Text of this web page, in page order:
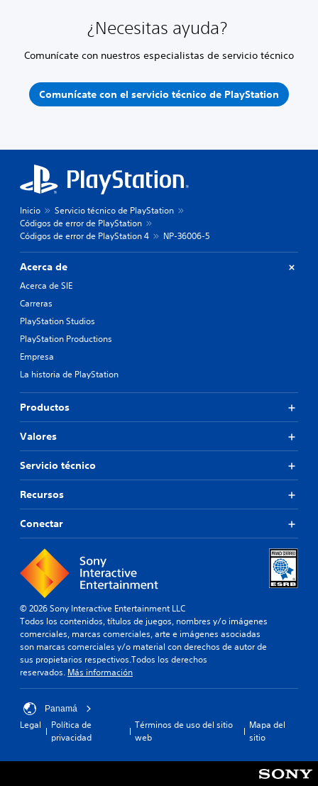
¿Necesitas ayuda?
Comunícate con nuestros especialistas de servicio técnico
Comunícate con el servicio técnico de PlayStation
Inicio
Servicio técnico de PlayStation
Códigos de error de PlayStation
Códigos de error de PlayStation 4
NP-36006-5
Acerca de
Acerca de SIE
Carreras
PlayStation Studios
PlayStation Productions
Empresa
La historia de PlayStation
Productos
Valores
Servicio técnico
Recursos
Conectar
© 2026 Sony Interactive Entertainment LLC
Todos los contenidos, títulos de juegos, nombres y/o imágenes
comerciales, marcas comerciales, arte e imágenes asociadas
son marcas comerciales y/o material con derechos de autor de
sus propietarios respectivos.Todos los derechos
reservados. Más información
Panamá
Legal
Política de
privacidad
Términos de uso del sitio
web
Mapa del
sitio